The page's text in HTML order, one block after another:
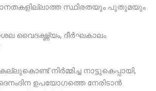
സ്ഥിരതയും പുതുമയും
വൈദഗ്ദ്ധ്യം, ദീർഘകാലം
നിർമ്മിച്ച നാട്ടുകെപ്പായി,
ഉപയോഗത്തെ നേരിടാൻ